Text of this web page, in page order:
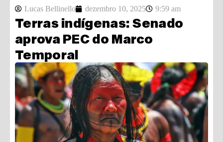
Lucas Bellinello dezembro 10, 2025 9:59 am
Terras indígenas: Senado
aprova PEC do Marco
Temporal